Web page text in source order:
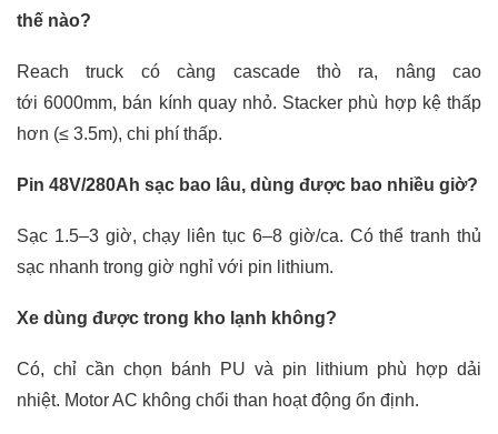
thế nào?
Reach truck có càng cascade thò ra, nâng cao
tới 6000mm, bán kính quay nhỏ. Stacker phù hợp kệ thấp
hơn (≤ 3.5m), chi phí thấp.
Pin 48V/280Ah sạc bao lâu, dùng được bao nhiều giờ?
Sạc 1.5–3 giờ, chạy liên tục 6–8 giờ/ca. Có thể tranh thủ
sạc nhanh trong giờ nghỉ với pin lithium.
Xe dùng được trong kho lạnh không?
Có, chỉ cần chọn bánh PU và pin lithium phù hợp dải
nhiệt. Motor AC không chổi than hoạt động ổn định.